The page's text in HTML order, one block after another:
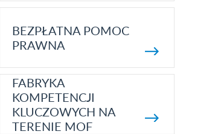
BEZPŁATNA POMOC
PRAWNA
FABRYKA
KOMPETENCJI
KLUCZOWYCH NA
TERENIE MOF